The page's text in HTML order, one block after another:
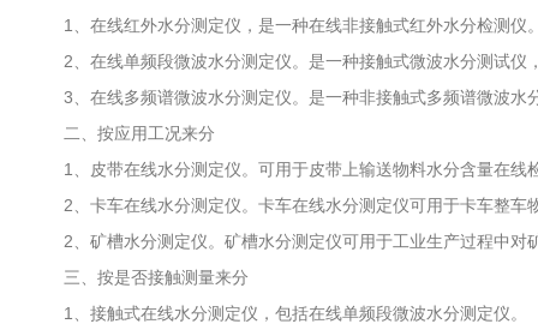
1、在线红外水分测定仪，是一种在线非接触式红外水分检测仪
2、在线单频段微波水分测定仪。是一种接触式微波水分测试仪
3、在线多频谱微波水分测定仪。是一种非接触式多频谱微波水
二、按应用工况来分
1、皮带在线水分测定仪。可用于皮带上输送物料水分含量在线
2、卡车在线水分测定仪。卡车在线水分测定仪可用于卡车整车
2、矿槽水分测定仪。矿槽水分测定仪可用于工业生产过程中对
三、按是否接触测量来分
1、接触式在线水分测定仪，包括在线单频段微波水分测定仪。